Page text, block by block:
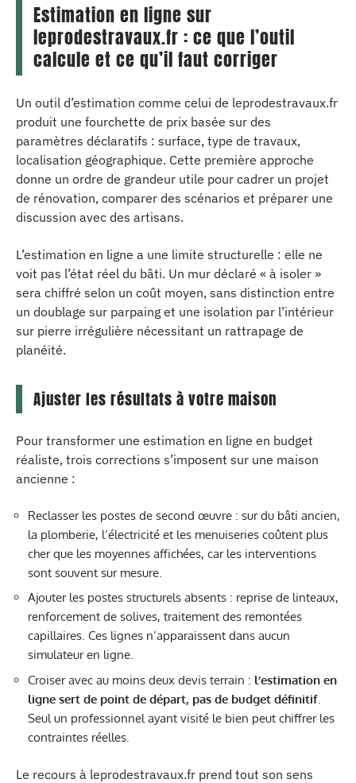
Estimation en ligne sur
leprodestravaux.fr : ce que l’outil
calcule et ce qu’il faut corriger
Un outil d’estimation comme celui de leprodestravaux.fr
produit une fourchette de prix basée sur des
paramètres déclaratifs : surface, type de travaux,
localisation géographique. Cette première approche
donne un ordre de grandeur utile pour cadrer un projet
de rénovation, comparer des scénarios et préparer une
discussion avec des artisans.
L’estimation en ligne a une limite structurelle : elle ne
voit pas l’état réel du bâti. Un mur déclaré « à isoler »
sera chiffré selon un coût moyen, sans distinction entre
un doublage sur parpaing et une isolation par l’intérieur
sur pierre irrégulière nécessitant un rattrapage de
planéité.
Ajuster les résultats à votre maison
Pour transformer une estimation en ligne en budget
réaliste, trois corrections s’imposent sur une maison
ancienne :
Reclasser les postes de second œuvre : sur du bâti ancien,
la plomberie, l’électricité et les menuiseries coûtent plus
cher que les moyennes affichées, car les interventions
sont souvent sur mesure.
Ajouter les postes structurels absents : reprise de linteaux,
renforcement de solives, traitement des remontées
capillaires. Ces lignes n’apparaissent dans aucun
simulateur en ligne.
Croiser avec au moins deux devis terrain : l’estimation en
ligne sert de point de départ, pas de budget définitif
Seul un professionnel ayant visité le bien peut chiffrer les
contraintes réelles.
Le recours à leprodestravaux.fr prend tout son sens